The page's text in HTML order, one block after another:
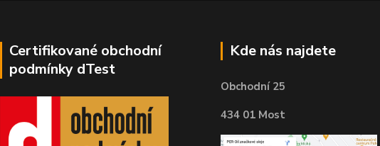
Certifikované obchodní
podmínky dTest
Kde nás najdete
Obchodní 25
434 01 Most